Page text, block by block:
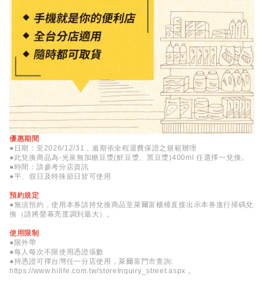
優惠期間
●日期：至2026/12/31，逾期依全程退費保證之規範辦理
●此兌換商品為-光泉無加糖豆漿(鮮豆漿、黑豆漿)400ml 任選擇一兌換。
●時間：請參考分店資訊
●平、假日及特殊節日皆可使用
預約規定
●無須預約，使用本券請持兌換商品至萊爾富櫃檯直接出示本券進行掃碼兌
換（請將螢幕亮度調到最大）。
使用限制
●限外帶
●每人每次不限使用憑證張數
●持憑證可擇台灣任一分店使用，萊爾富門市查詢:
https://www.hilife.com.tw/storeInquiry_street.aspx 。